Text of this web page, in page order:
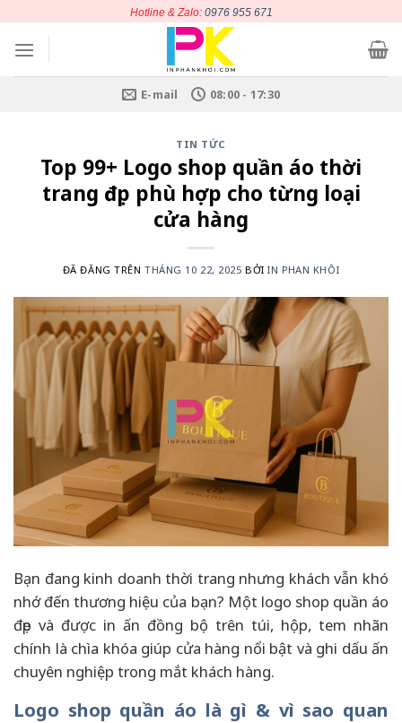
nội
dung
Hotline & Zalo: 0976 955 671
E-mail 08:00 - 17:30
TIN TỨC
Top 99+ Logo shop quần áo thời
trang đẹp phù hợp cho từng loại
cửa hàng
ĐÃ ĐĂNG TRÊNTHÁNG 10 22, 2025 BỞIIN PHAN KHÔI
Bạn đang kinh doanh thời trang nhưng khách vẫn khó
nhớ đến thương hiệu của bạn? Một logo shop quần áo
đẹp và được in ấn đồng bộ trên túi, hộp, tem nhãn
chính là chìa khóa giúp cửa hàng nổi bật và ghi dấu ấn
chuyên nghiệp trong mắt khách hàng.
Logo shop quần áo là gì & vì sao quan